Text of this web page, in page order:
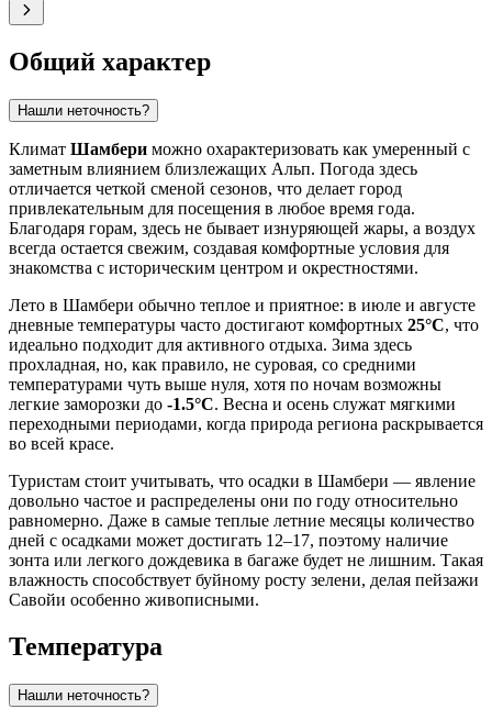
Общий характер
Нашли неточность?
Климат Шамбери можно охарактеризовать как умеренный с
заметным влиянием близлежащих Альп. Погода здесь
отличается четкой сменой сезонов, что делает город
привлекательным для посещения в любое время года.
Благодаря горам, здесь не бывает изнуряющей жары, а воздух
всегда остается свежим, создавая комфортные условия для
знакомства с историческим центром и окрестностями.
Лето в Шамбери обычно теплое и приятное: в июле и августе
дневные температуры часто достигают комфортных 25°C, что
идеально подходит для активного отдыха. Зима здесь
прохладная, но, как правило, не суровая, со средними
температурами чуть выше нуля, хотя по ночам возможны
легкие заморозки до -1.5°C. Весна и осень служат мягкими
переходными периодами, когда природа региона раскрывается
во всей красе.
Туристам стоит учитывать, что осадки в Шамбери — явление
довольно частое и распределены они по году относительно
равномерно. Даже в самые теплые летние месяцы количество
дней с осадками может достигать 12–17, поэтому наличие
зонта или легкого дождевика в багаже будет не лишним. Такая
влажность способствует буйному росту зелени, делая пейзажи
Савойи особенно живописными.
Температура
Нашли неточность?